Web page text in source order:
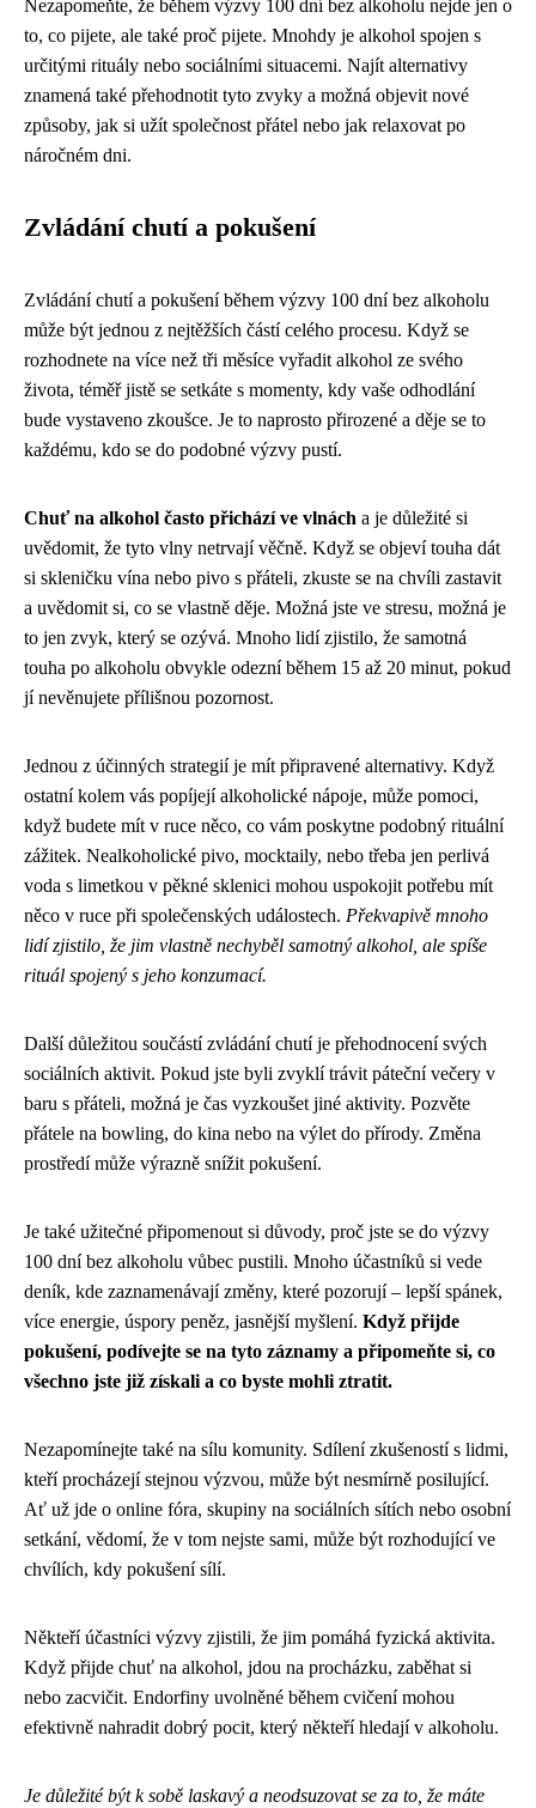
Nezapomeňte, že během výzvy 100 dní bez alkoholu nejde jen o
to, co pijete, ale také proč pijete. Mnohdy je alkohol spojen s
určitými rituály nebo sociálními situacemi. Najít alternativy
znamená také přehodnotit tyto zvyky a možná objevit nové
způsoby, jak si užít společnost přátel nebo jak relaxovat po
náročném dni.
Zvládání chutí a pokušení
Zvládání chutí a pokušení během výzvy 100 dní bez alkoholu
může být jednou z nejtěžších částí celého procesu. Když se
rozhodnete na více než tři měsíce vyřadit alkohol ze svého
života, téměř jistě se setkáte s momenty, kdy vaše odhodlání
bude vystaveno zkoušce. Je to naprosto přirozené a děje se to
každému, kdo se do podobné výzvy pustí.
Chuť na alkohol často přichází ve vlnách a je důležité si
uvědomit, že tyto vlny netrvají věčně. Když se objeví touha dát
si skleničku vína nebo pivo s přáteli, zkuste se na chvíli zastavit
a uvědomit si, co se vlastně děje. Možná jste ve stresu, možná je
to jen zvyk, který se ozývá. Mnoho lidí zjistilo, že samotná
touha po alkoholu obvykle odezní během 15 až 20 minut, pokud
jí nevěnujete přílišnou pozornost.
Jednou z účinných strategií je mít připravené alternativy. Když
ostatní kolem vás popíjejí alkoholické nápoje, může pomoci,
když budete mít v ruce něco, co vám poskytne podobný rituální
zážitek. Nealkoholické pivo, mocktaily, nebo třeba jen perlivá
voda s limetkou v pěkné sklenici mohou uspokojit potřebu mít
něco v ruce při společenských událostech. Překvapivě mnoho
lidí zjistilo, že jim vlastně nechyběl samotný alkohol, ale spíše
rituál spojený s jeho konzumací.
Další důležitou součástí zvládání chutí je přehodnocení svých
sociálních aktivit. Pokud jste byli zvyklí trávit páteční večery v
baru s přáteli, možná je čas vyzkoušet jiné aktivity. Pozvěte
přátele na bowling, do kina nebo na výlet do přírody. Změna
prostředí může výrazně snížit pokušení.
Je také užitečné připomenout si důvody, proč jste se do výzvy
100 dní bez alkoholu vůbec pustili. Mnoho účastníků si vede
deník, kde zaznamenávají změny, které pozorují – lepší spánek,
více energie, úspory peněz, jasnější myšlení. Když přijde
pokušení, podívejte se na tyto záznamy a připomeňte si, co
všechno jste již získali a co byste mohli ztratit.
Nezapomínejte také na sílu komunity. Sdílení zkušeností s lidmi,
kteří procházejí stejnou výzvou, může být nesmírně posilující.
Ať už jde o online fóra, skupiny na sociálních sítích nebo osobní
setkání, vědomí, že v tom nejste sami, může být rozhodující ve
chvílích, kdy pokušení sílí.
Někteří účastníci výzvy zjistili, že jim pomáhá fyzická aktivita.
Když přijde chuť na alkohol, jdou na procházku, zaběhat si
nebo zacvičit. Endorfiny uvolněné během cvičení mohou
efektivně nahradit dobrý pocit, který někteří hledají v alkoholu.
Je důležité být k sobě laskavý a neodsuzovat se za to, že máte